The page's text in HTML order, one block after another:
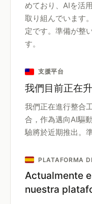
めており、AIを活
取り組んでいます
定です。準備が整
す。
支援平台
我們目前正在
我們正在進行整合
合，作為邁向AI驅
驗將於近期推出。
PLATAFORMA
Actualmente
nuestra